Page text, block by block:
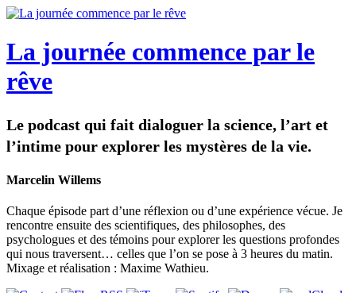
La journée commence par le
rêve
Le podcast qui fait dialoguer la science, l’art et
l’intime pour explorer les mystères de la vie.
Marcelin Willems
Chaque épisode part d’une réflexion ou d’une expérience vécue. Je
rencontre ensuite des scientifiques, des philosophes, des
psychologues et des témoins pour explorer les questions profondes
qui nous traversent… celles que l’on se pose à 3 heures du matin.
Mixage et réalisation : Maxime Wathieu.